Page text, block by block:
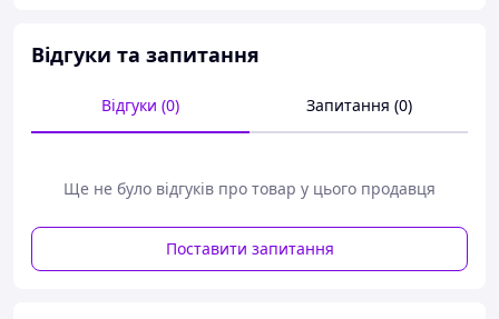
Виробник: Прогрес-К
Відгуки та запитання
Відгуки (0) Запитання (0)
Ще не було відгуків про товар у цього продавця
Поставити запитання